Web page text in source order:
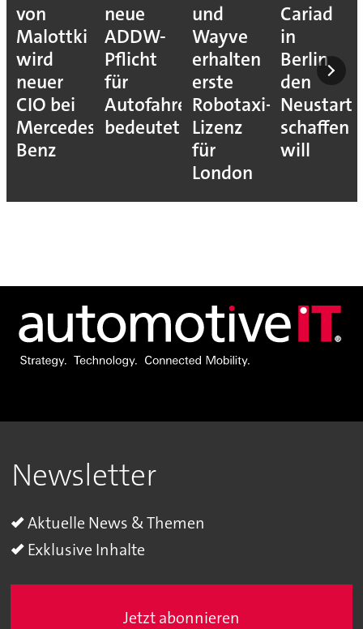
von
Malottki
wird
neuer
CIO bei
Mercedes-
Benz
neue
ADDW-
Pflicht
für
Autofahrer
bedeutet
und
Wayve
erhalten
erste
Robotaxi-
Lizenz
für
London
Cariad
in
Berlin
den
Neustart
schaffen
will
Newsletter
Aktuelle News & Themen
Exklusive Inhalte
Jetzt abonnieren